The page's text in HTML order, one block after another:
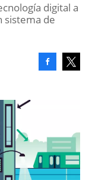
digital a
sistema de